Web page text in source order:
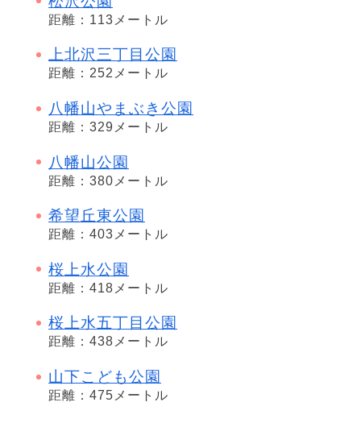
距離：113メートル
上北沢三丁目公園
距離：252メートル
八幡山やまぶき公園
距離：329メートル
八幡山公園
距離：380メートル
希望丘東公園
距離：403メートル
桜上水公園
距離：418メートル
桜上水五丁目公園
距離：438メートル
山下こども公園
距離：475メートル